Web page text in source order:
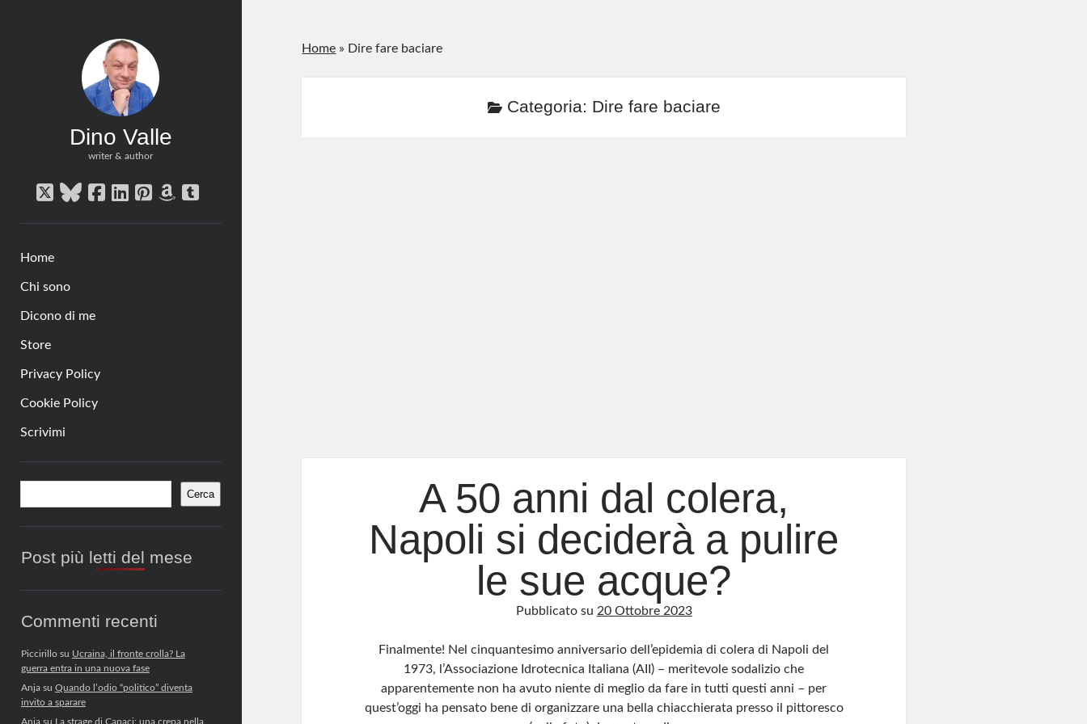
Dino Valle
writer & author
twitterbluesky
facebook
linkedin
pinterest
amazon
tumblr
Home
Chi sono
Dicono di me
Store
Privacy Policy
Cookie Policy
Scrivimi
Barra
laterale
Cerca
Post più letti del mese
Commenti recenti
Piccirillosu Ucraina, il fronte crolla? La
guerra entra in una nuova fase
Anjasu Quando l’odio “politico” diventa
invito a sparare
Anjasu La strage di Capaci: una crepa nella
Home » Dire fare baciare
Categoria: Dire fare baciare
A 50 anni dal colera,
Napoli si deciderà a pulire
le sue acque?
Pubblicato su 20 Ottobre 2023
Finalmente! Nel cinquantesimo anniversario dell’epidemia di colera di Napoli del
1973, l’Associazione Idrotecnica Italiana (AII) – meritevole sodalizio che
apparentemente non ha avuto niente di meglio da fare in tutti questi anni – per
quest’oggi ha pensato bene di organizzare una bella chiacchierata presso il pittoresco